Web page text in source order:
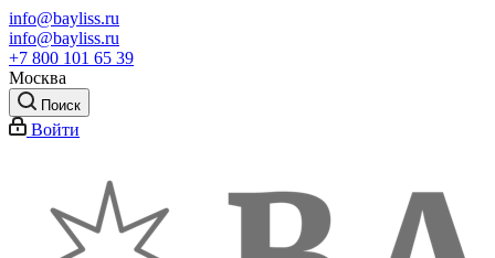
info@bayliss.ru
info@bayliss.ru
+7 800 101 65 39
Москва
Поиск
Войти